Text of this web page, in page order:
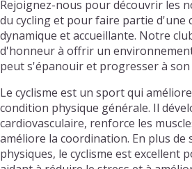
Rejoignez-nous pour découvrir les
du cycling et pour faire partie d'une
dynamique et accueillante. Notre
d'honneur à offrir un
peut s'épanouir et progresser à son
Le cyclisme est un sport qui
condition physique générale. Il
cardiovasculaire, renforce les
améliore la coordination. En plus de
physiques, le cyclisme est excellent